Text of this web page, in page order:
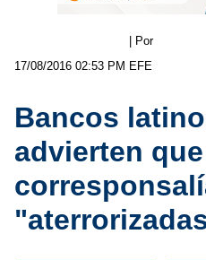
17/08/2016 02:53 PM
| Por
EFE
Bancos
advierten que